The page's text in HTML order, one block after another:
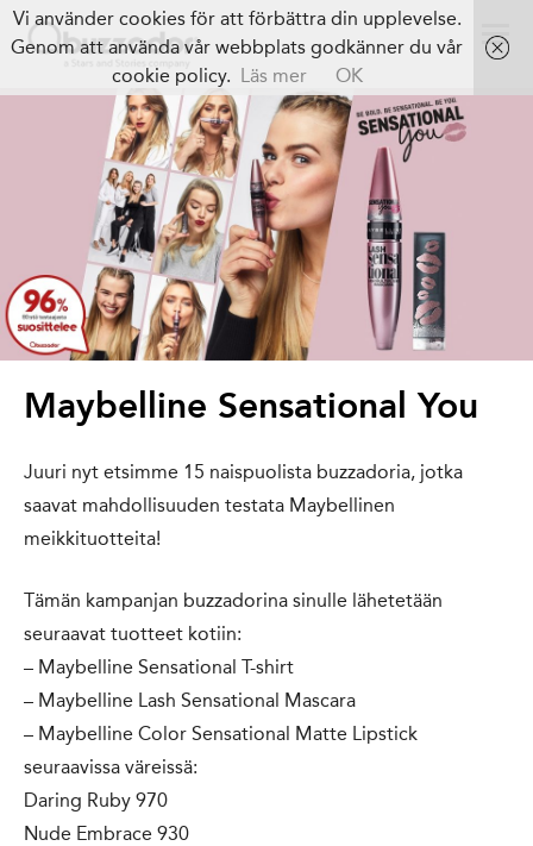
Maybelline Sensational You
Juuri nyt etsimme 15 naispuolista buzzadoria, jotka
saavat mahdollisuuden testata Maybellinen
meikkituotteita!
Tämän kampanjan buzzadorina sinulle lähetetään
seuraavat tuotteet kotiin:
– Maybelline Sensational T-shirt
– Maybelline Lash Sensational Mascara
– Maybelline Color Sensational Matte Lipstick
seuraavissa väreissä:
Daring Ruby 970
Nude Embrace 930
Vi använder cookies för att förbättra din upplevelse.
Genom att använda vår webbplats godkänner du vår
cookie policy. Läs mer OK